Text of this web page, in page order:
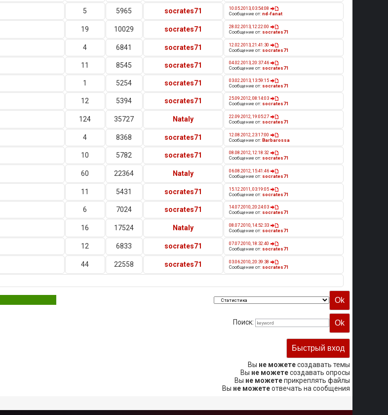
5 5965 socrates71
10.05.2013, 03:54:08
Сообщение от:nd-fanat
19 10029 socrates71
28.02.2013, 12:22:00
Сообщение от: socrates71
4 6841 socrates71
12.02.2013, 21:41:30
Сообщение от: socrates71
11 8545 socrates71
04.02.2013, 20:37:46
Сообщение от: socrates71
1 5254 socrates71
03.02.2013, 13:59:15
Сообщение от: socrates71
12 5394 socrates71
25.09.2012, 08:14:03
Сообщение от: socrates71
124 35727 Nataly
22.09.2012, 19:05:27
Сообщение от: socrates71
4 8368 socrates71
12.08.2012, 23:17:00
Сообщение от:Barbarossa
10 5782 socrates71
08.08.2012, 12:18:32
Сообщение от: socrates71
60 22364 Nataly
06.08.2012, 15:41:46
Сообщение от: socrates71
11 5431 socrates71
15.12.2011, 03:19:05
Сообщение от: socrates71
6 7024 socrates71
14.07.2010, 20:24:03
Сообщение от: socrates71
16 17524 Nataly
08.07.2010, 14:52:33
Сообщение от: socrates71
12 6833 socrates71
07.07.2010, 18:32:40
Сообщение от: socrates71
44 22558 socrates71
03.06.2010, 20:39:38
Сообщение от: socrates71
Поиск:
Вы не можетесоздавать темы
Вы не можетесоздавать опросы
Вы не можетеприкреплять файлы
Вы не можетеотвечать на сообщения